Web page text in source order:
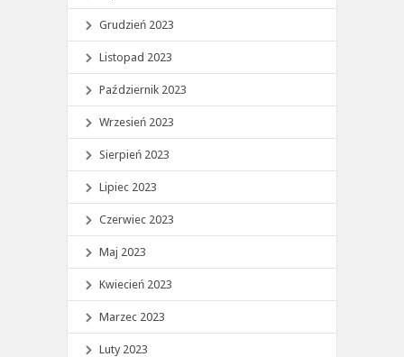
Grudzień 2023
Listopad 2023
Październik 2023
Wrzesień 2023
Sierpień 2023
Lipiec 2023
Czerwiec 2023
Maj 2023
Kwiecień 2023
Marzec 2023
Luty 2023